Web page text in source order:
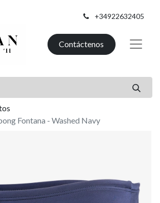
+34922632405
Contáctenos
Fontana - Washed Navy